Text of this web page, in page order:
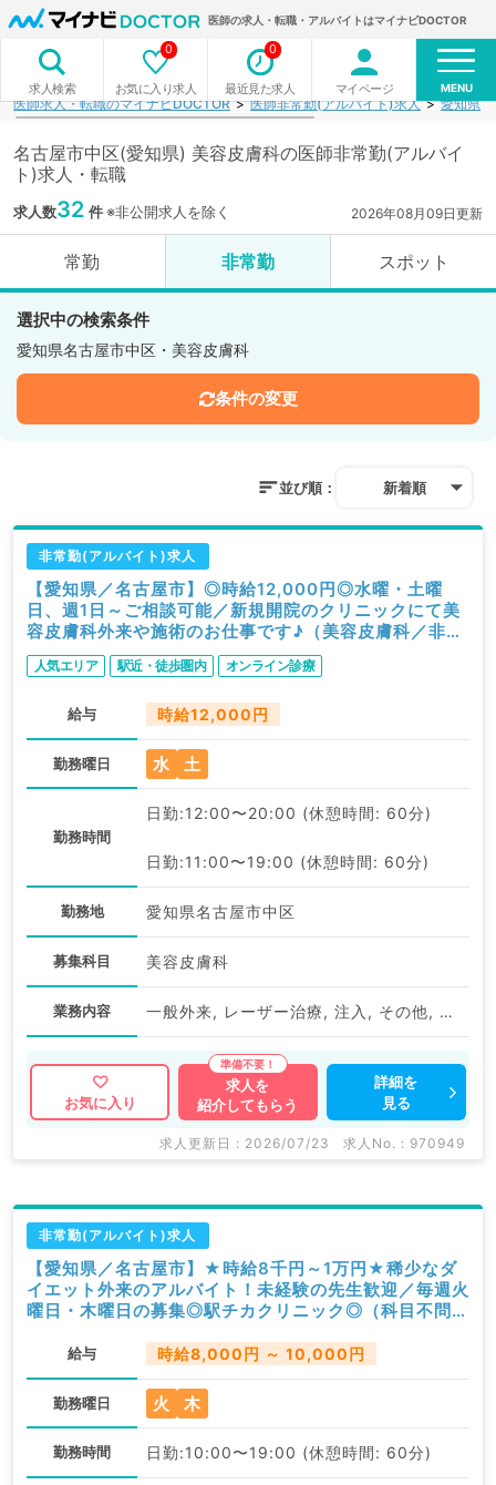
医師の求人・転職・アルバイトはマイナビDOCTOR
求人検索 お気に入り求人
0
最近見た求人
0
マイページ MENU
医師求人・転職のマイナビDOCTOR 医師非常勤(アルバイト)求人 愛知県
名古屋市中区(愛知県) 美容皮膚科の医師非常勤(アルバイ
ト)求人・転職
求人数32 件※非公開求人を除く 2026年08月09日更新
常勤 非常勤 スポット
選択中の検索条件
愛知県名古屋市中区・美容皮膚科
条件の変更
並び順： 新着順
非常勤(アルバイト)求人
【愛知県／名古屋市】◎時給12,000円◎水曜・土曜
日、週1日～ご相談可能／新規開院のクリニックにて美
容皮膚科外来や施術のお仕事です♪（美容皮膚科／非常
勤）
人気エリア 駅近・徒歩圏内 オンライン診療
給与 時給12,000円
勤務曜日 水 土
勤務時間
日勤:12:00〜20:00 (休憩時間: 60分)
日勤:11:00〜19:00 (休憩時間: 60分)
勤務地 愛知県名古屋市中区
募集科目 美容皮膚科
業務内容 一般外来, レーザー治療, 注入, その他, オンライン診療
お気に入り
求人を
紹介してもらう
詳細を
見る
求人更新日 : 2026/07/23 求人No. : 970949
非常勤(アルバイト)求人
【愛知県／名古屋市】★時給8千円～1万円★稀少なダ
イエット外来のアルバイト！未経験の先生歓迎／毎週火
曜日・木曜日の募集◎駅チカクリニック◎（科目不問／
給与 時給8,000円 ～ 10,000円
勤務曜日 火 木
勤務時間 日勤:10:00〜19:00 (休憩時間: 60分)